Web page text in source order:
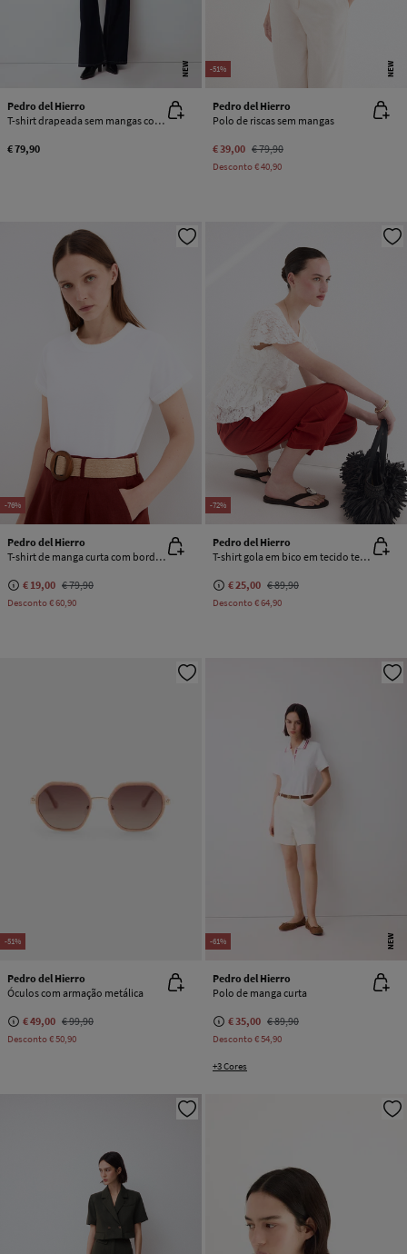
NEW
Pedro del Hierro
T-shirt drapeada sem mangas com detalhe de fivela
€ 79,90
-51% NEW
Pedro del Hierro
Polo de riscas sem mangas
€ 39,00 € 79,90
Desconto€ 40,90
-76%
Pedro del Hierro
T-shirt de manga curta com bordado contrastante
€ 19,00 € 79,90
Desconto€ 60,90
-72%
Pedro del Hierro
T-shirt gola em bico em tecido texturizado
€ 25,00 € 89,90
Desconto€ 64,90
-51%
Pedro del Hierro
Óculos com armação metálica
€ 49,00 € 99,90
Desconto€ 50,90
-61% NEW
Pedro del Hierro
Polo de manga curta
€ 35,00 € 89,90
Desconto€ 54,90
+3 Cores